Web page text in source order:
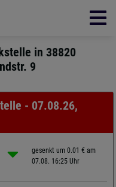
in 38820
9
- 07.08.26,
gesenkt um 0.01 € am
07.08. 16:25 Uhr